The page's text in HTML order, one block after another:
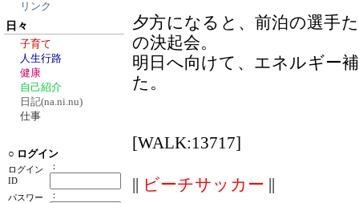
リンク
日々
子育て
人生行路
健康
自己紹介
日記(na.ni.nu)
仕事
○ ログイン
ログイン
ID
：
パスワー
：
夕方になると、前泊の選手
の決起会。
明日へ向けて、エネルギー
た。
[WALK:13717]
|| ビーチサッカー ||